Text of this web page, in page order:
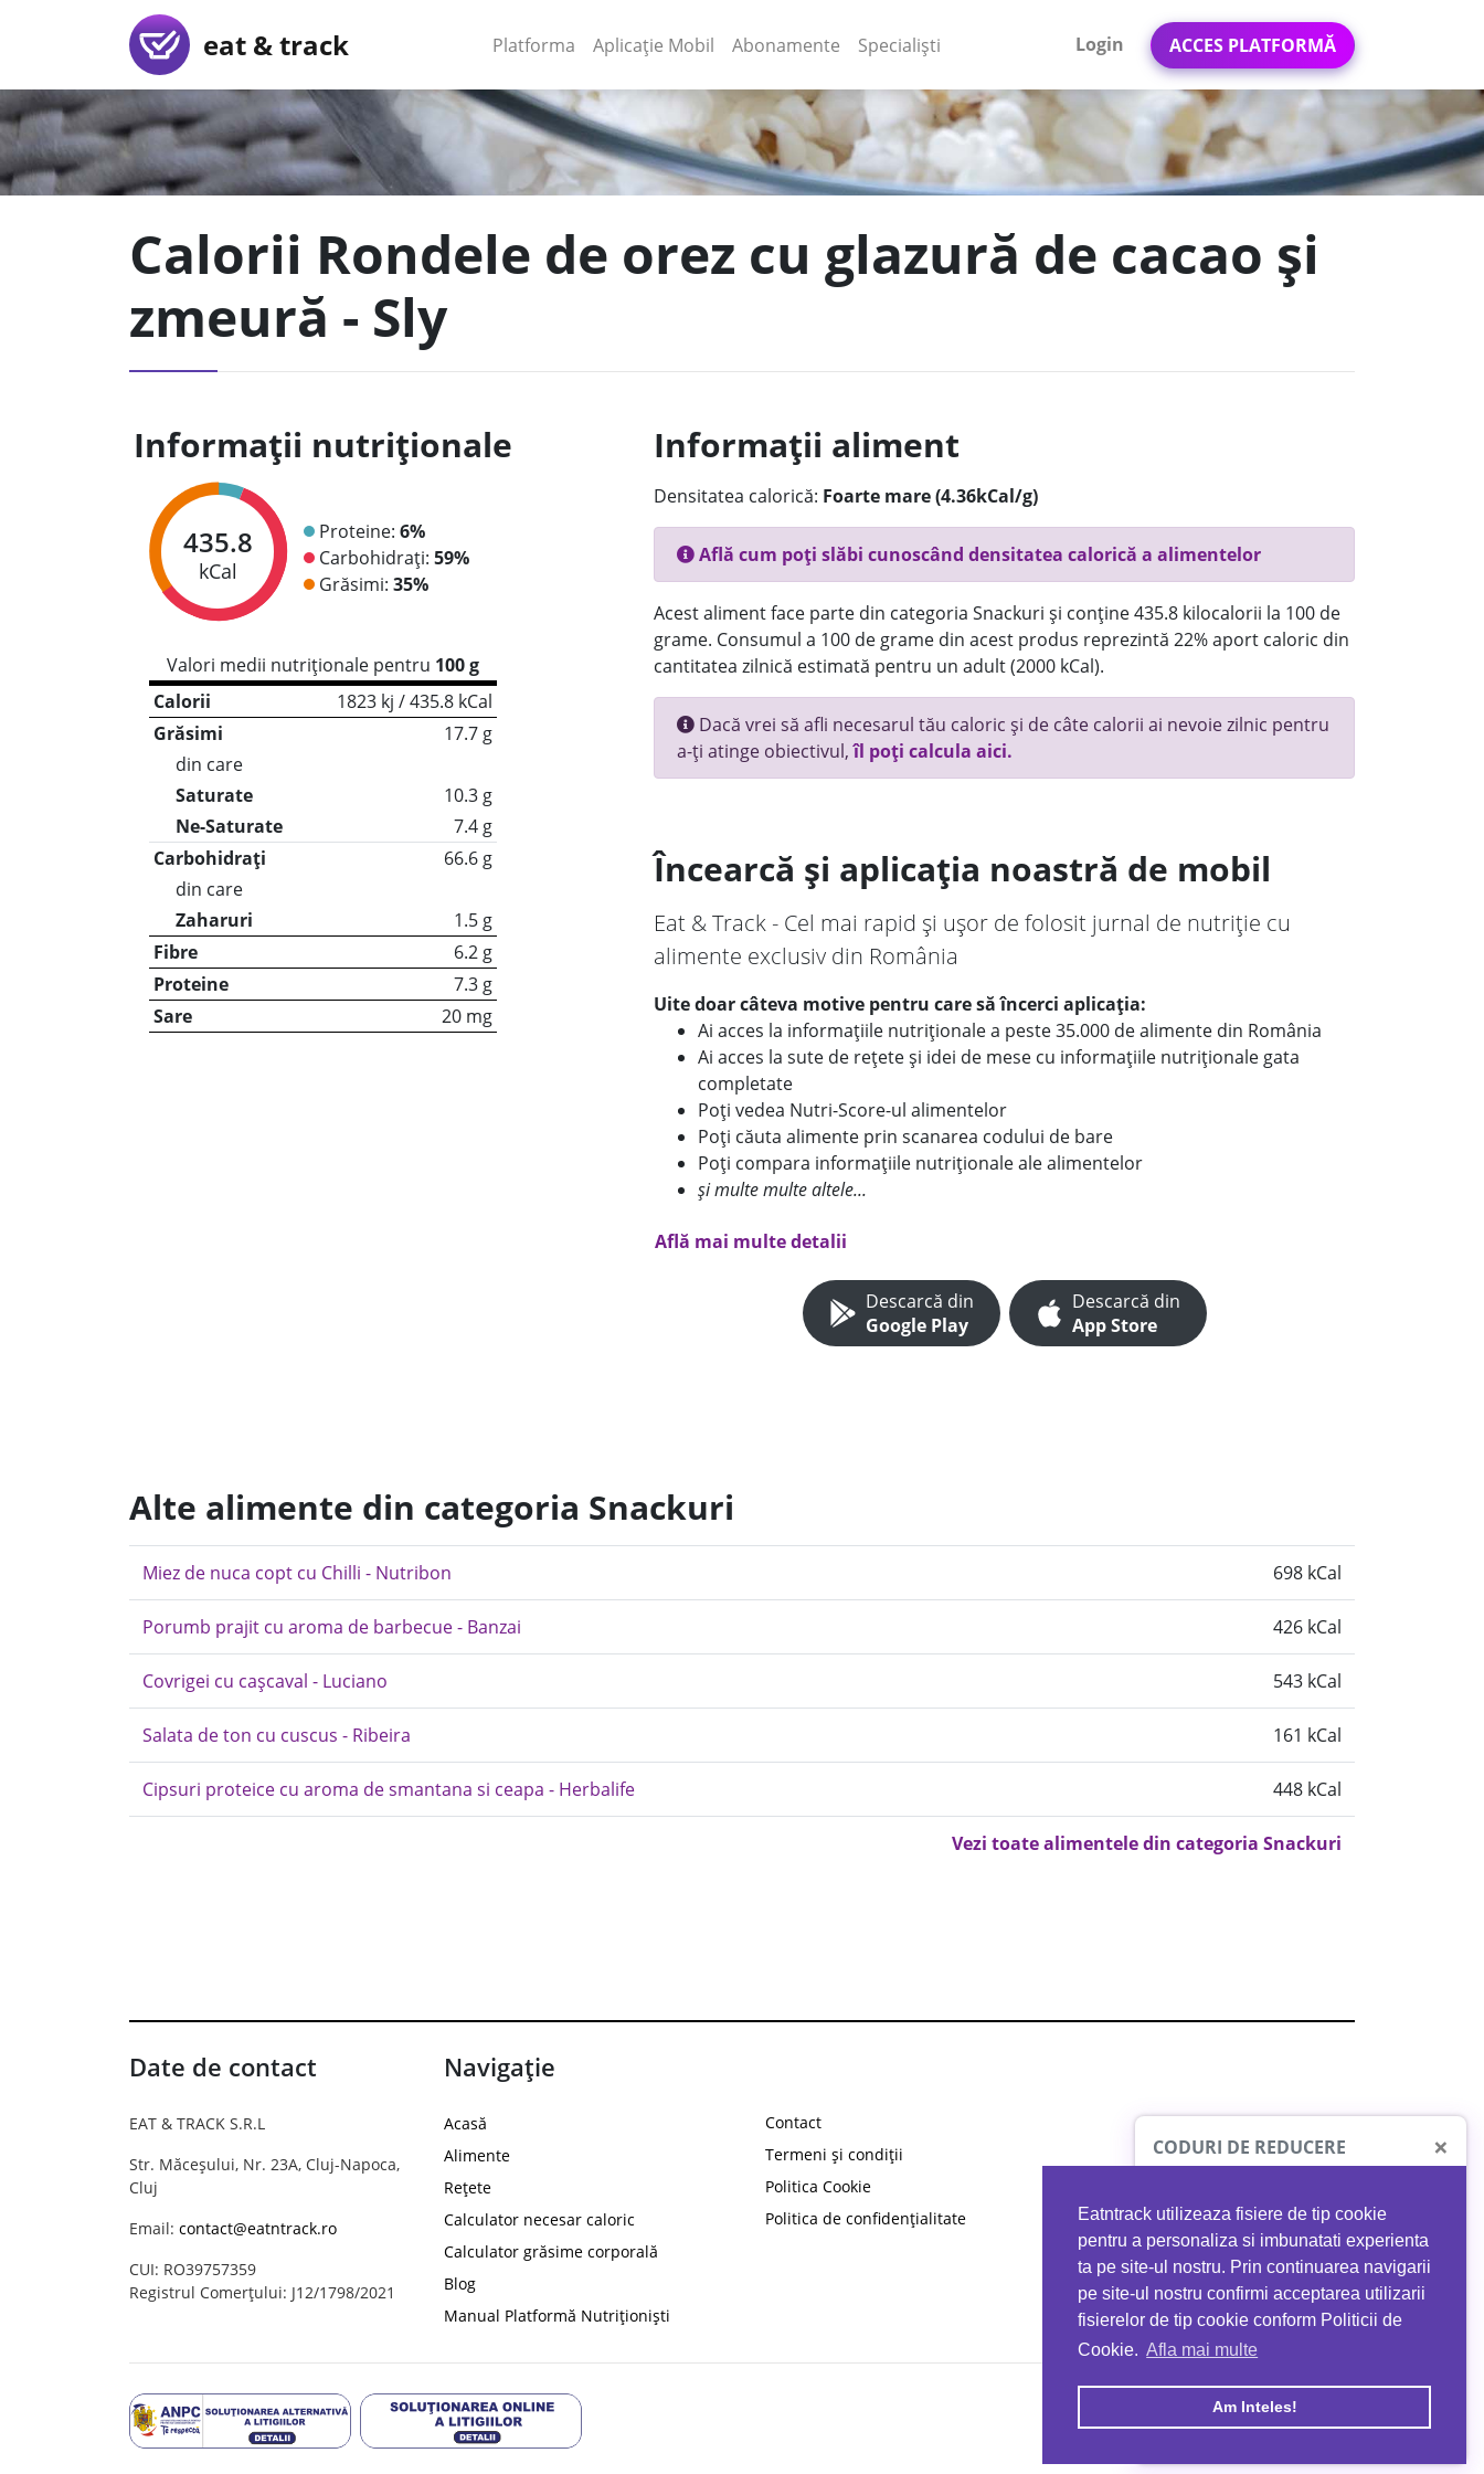
Eatntrack utilizeaza fisiere de tip cookie
pentru a personaliza si imbunatati experienta
ta pe site-ul nostru. Prin continuarea navigarii
pe site-ul nostru confirmi acceptarea utilizarii
fisierelor de tip cookie conform Politicii de
Cookie. Afla mai multe
Am Inteles!
eat & track Platforma (current)
Aplicație Mobil (current)
Abonamente Specialiști Login ACCES PLATFORMĂ
Calorii Rondele de orez cu glazură de cacao și
zmeură - Sly
Informații nutriționale
435.8
kCal
Proteine: 6%
Carbohidrați: 59%
Grăsimi: 35%
Valori medii nutriționale pentru 100 g
Calorii
1823 kj / 435.8 kCal
Grăsimi
17.7 g
din care
Saturate
10.3 g
Ne-Saturate
7.4 g
Carbohidrați
66.6 g
din care
Zaharuri
1.5 g
Fibre
6.2 g
Proteine
7.3 g
Sare
20 mg
Informații aliment
Densitatea calorică: Foarte mare (4.36kCal/g)
Află cum poți slăbi cunoscând densitatea calorică a alimentelor
Acest aliment face parte din categoria Snackuri și conține 435.8 kilocalorii la 100 de
grame. Consumul a 100 de grame din acest produs reprezintă 22% aport caloric din
cantitatea zilnică estimată pentru un adult (2000 kCal).
Dacă vrei să afli necesarul tău caloric și de câte calorii ai nevoie zilnic pentru
a-ți atinge obiectivul,îl poți calcula aici.
Încearcă și aplicația noastră de mobil
Eat & Track - Cel mai rapid și ușor de folosit jurnal de nutriție cu
alimente exclusiv din România
Uite doar câteva motive pentru care să încerci aplicația:
Ai acces la informațiile nutriționale a peste 35.000 de alimente din România
Ai acces la sute de rețete și idei de mese cu informațiile nutriționale gata
completate
Poți vedea Nutri-Score-ul alimentelor
Poți căuta alimente prin scanarea codului de bare
Poți compara informațiile nutriționale ale alimentelor
și multe multe altele...
Află mai multe detalii
Descarcă din
Google Play
Descarcă din
App Store
Alte alimente din categoria Snackuri
Miez de nuca copt cu Chilli - Nutribon 698 kCal
Porumb prajit cu aroma de barbecue - Banzai 426 kCal
Covrigei cu cașcaval - Luciano 543 kCal
Salata de ton cu cuscus - Ribeira 161 kCal
Cipsuri proteice cu aroma de smantana si ceapa - Herbalife 448 kCal
Vezi toate alimentele din categoria Snackuri
Date de contact
EAT & TRACK S.R.L
Str. Măceșului, Nr. 23A, Cluj-Napoca,
Cluj
Email: contact@eatntrack.ro
CUI: RO39757359
Registrul Comerțului: J12/1798/2021
Navigație
Acasă
Alimente
Rețete
Calculator necesar caloric
Calculator grăsime corporală
Blog
Manual Platformă Nutriționiști
Contact
Termeni și condiții
Politica Cookie
Politica de confidențialitate
CODURI DE REDUCERE ×
PROTO41
reducere la orice comandă
EATNTRACK
MYPROTEIN
Ai40%reducere la orice comandă
folosind codul EATTRACK